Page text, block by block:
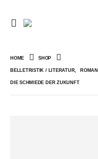
HOME SHOP
BELLETRISTIK / LITERATUR,
DIE SCHMIEDE DER ZUKUNFT